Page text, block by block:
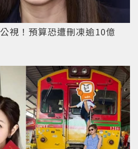
視！預算恐遭刪凍逾10億